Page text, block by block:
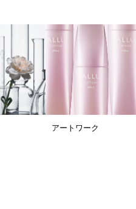
アートワーク